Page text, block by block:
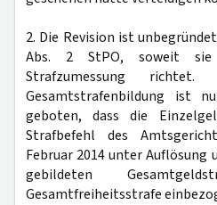
2. Die Revision ist
Abs. 2 StPO, soweit
Strafzumessung
Gesamtstrafenbildung ist
geboten, dass die
Strafbefehl des
Februar 2014 unter Auflösung
gebildeten
Gesamtfreiheitsstrafe